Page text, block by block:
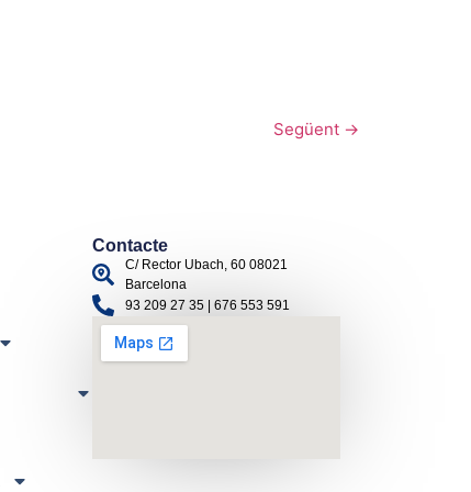
Següent →
Contacte
C/ Rector Ubach, 60 08021
Barcelona
93 209 27 35 | 676 553 591